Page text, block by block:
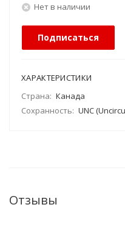
Нет в наличии
Подписаться
ХАРАКТЕРИСТИКИ
Страна: Канада
Сохранность: UNC
Отзывы